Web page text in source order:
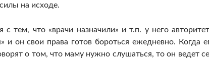
на исходе.
с тем, что «врачи назначили» и т.п. у него
и он свои права готов бороться ежедневно. Когда
о том, что маму нужно слушаться, то он ведет